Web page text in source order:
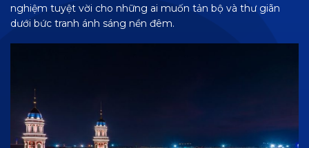
nghiệm tuyệt vời cho những ai muốn tản bộ và thư giãn
dưới bức tranh ánh sáng nền đêm.